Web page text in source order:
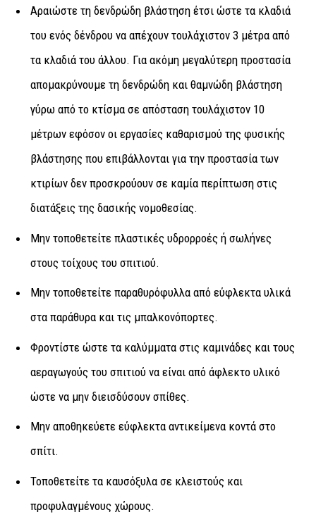
Αραιώστε τη δενδρώδη βλάστηση έτσι ώστε τα κλαδιά
του ενός δένδρου να απέχουν τουλάχιστον 3 μέτρα από
τα κλαδιά του άλλου. Για ακόμη μεγαλύτερη προστασία
απομακρύνουμε τη δενδρώδη και θαμνώδη βλάστηση
γύρω από το κτίσμα σε απόσταση τουλάχιστον 10
μέτρων εφόσον οι εργασίες καθαρισμού της φυσικής
βλάστησης που επιβάλλονται για την προστασία των
κτιρίων δεν προσκρούουν σε καμία περίπτωση στις
διατάξεις της δασικής νομοθεσίας.
Μην τοποθετείτε πλαστικές υδρορροές ή σωλήνες
στους τοίχους του σπιτιού.
Μην τοποθετείτε παραθυρόφυλλα από εύφλεκτα υλικά
στα παράθυρα και τις μπαλκονόπορτες.
Φροντίστε ώστε τα καλύμματα στις καμινάδες και τους
αεραγωγούς του σπιτιού να είναι από άφλεκτο υλικό
ώστε να μην διεισδύσουν σπίθες.
Μην αποθηκεύετε εύφλεκτα αντικείμενα κοντά στο
σπίτι.
Τοποθετείτε τα καυσόξυλα σε κλειστούς και
προφυλαγμένους χώρους.